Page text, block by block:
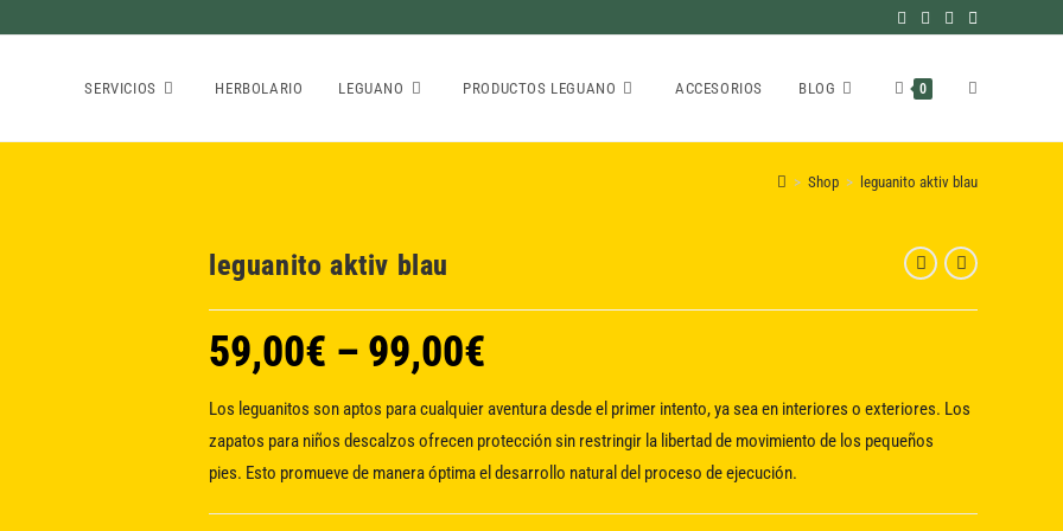
SERVICIOS HERBOLARIO LEGUANO PRODUCTOS LEGUANO ACCESORIOS BLOG 0 ALTERNAR
BÚSQUEDA
LA
> Shop > leguanito aktiv blau
leguanito aktiv blau
59,00€ – 99,00€
Los leguanitos son aptos para cualquier aventura desde el primer intento, ya sea en interiores o exteriores. Los
zapatos para niños descalzos ofrecen protección sin restringir la libertad de movimiento de los pequeños
pies. Esto promueve de manera óptima el desarrollo natural del proceso de ejecución.